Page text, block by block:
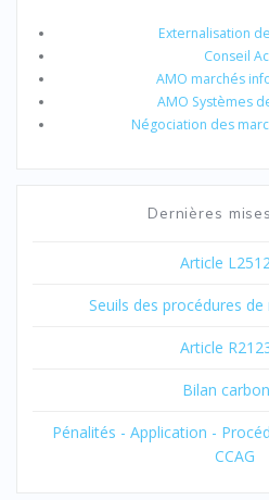
Externalisation
Conseil
AMO marchés
AMO Systèmes
Négociation des
Dernières
Article
Seuils des procédures
Article
Bilan
Pénalités - Application -
CCAG